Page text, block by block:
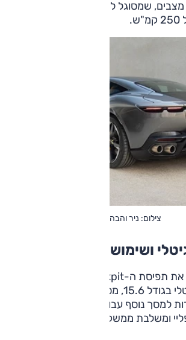
צילום: ניר והבה
ושימושיות יחסית
עם לוח מחוונים דיגיטלי בגודל 15.6, מסך מולטימדיה מרכזי
ואפשרות למסך נוסף עבור הנוסע הקדמי. המערכת
ומשלבת ממשק חדש ועדכני יותר מזה